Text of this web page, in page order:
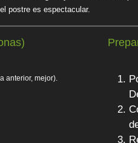
postre es espectacular.
anterior, mejor).